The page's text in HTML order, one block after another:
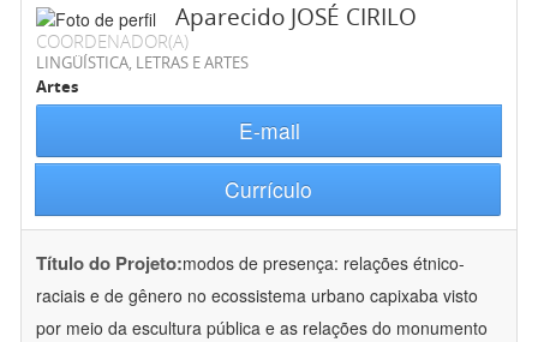
Aparecido JOSÉ CIRILO
COORDENADOR(A)
LINGÜÍSTICA, LETRAS E ARTES
Artes
E-mail
Currículo
Título do Projeto:modos de presença: relações étnico-
raciais e de gênero no ecossistema urbano capixaba visto
por meio da escultura pública e as relações do monumento